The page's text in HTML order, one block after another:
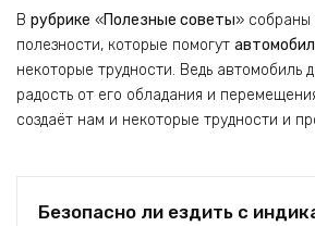
В рубрике «Полезные советы» собраны
полезности, которые помогут
некоторые трудности. Ведь автомобиль
радость от его обладания и
создаёт нам и некоторые трудности и
Безопасно ли ездить с